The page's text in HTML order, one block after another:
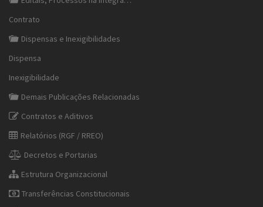
Contrato
Dispensas e Inexigibilidades
Dispensa
Inexigibilidade
Demais Publicações Relacionadas
Contratos e Aditivos
Relatórios (RGF / RREO)
Decretos e Portarias
Estrutura Organizacional
Transferências Constitucionais